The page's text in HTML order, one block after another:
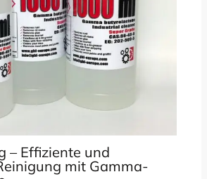
– Effiziente und
mit Gamma-